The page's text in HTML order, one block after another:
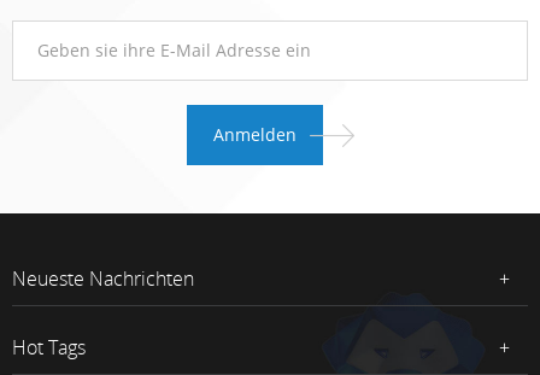
Neueste Nachrichten
Hot Tags